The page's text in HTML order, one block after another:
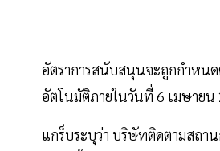
อัตราการสนับสนุนจะถูกกำหนด
อัตโนมัติภายในวันที่ 6 เมษาย
แกร็บระบุว่า บริษัทติดตามสถา